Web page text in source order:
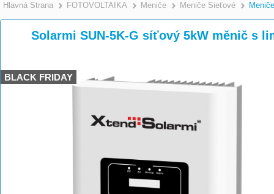
Hlavná Strana >
FOTOVOLTAIKA >
Meniče >
Meniče Sieťové
Solarmi SUN-5K-G síťový 5kW měnič s
BLACK FRIDAY